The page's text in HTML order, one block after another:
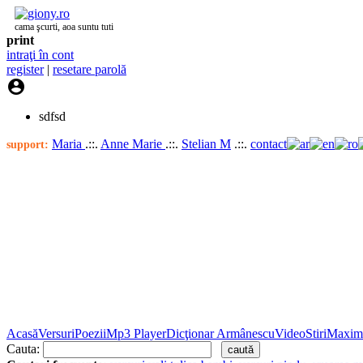
cama şcurti, aoa suntu tuti
print
intraţi în cont
register| resetare parolă

sdfsd
support: Maria .::. Anne Marie .::. Stelian M .::. contact
AcasăVersuriPoeziiMp3 PlayerDicţionar ArmânescuVideoStiri
Cauta: